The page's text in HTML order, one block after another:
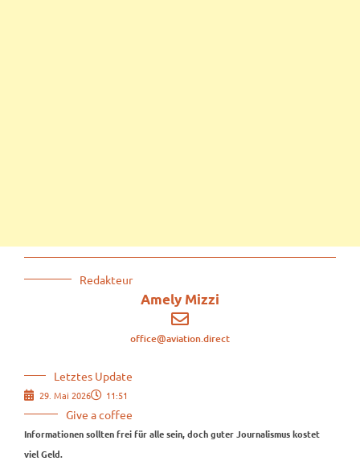
Redakteur
Amely Mizzi
office@aviation.direct
Letztes Update
29. Mai 2026 11:51
Give a coffee
Informationen sollten frei für alle sein, doch guter Journalismus kostet
viel Geld.